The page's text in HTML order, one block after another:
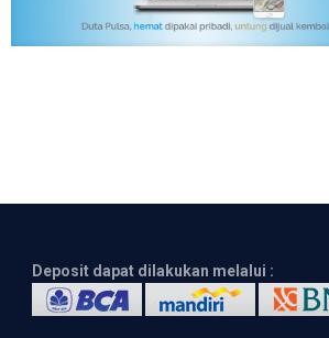
Deposit dapat dilakukan melalui :